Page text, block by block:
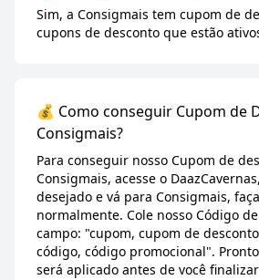
Sim, a Consigmais tem cupom de
cupons de desconto que estão
💰 Como conseguir Cupom de
Consigmais?
Para conseguir nosso Cupom de
Consigmais, acesse o
desejado e vá para Consigmais,
normalmente. Cole nosso Código
campo: "cupom, cupom de
código, código promocional".
será aplicado antes de você